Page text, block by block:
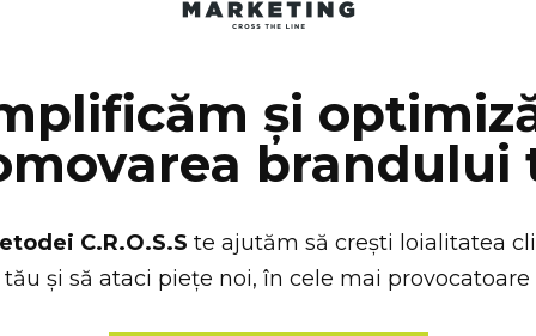
și
brandului
C.R.O.S.S te ajutăm să crești loialitatea
și să ataci piețe noi, în cele mai